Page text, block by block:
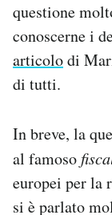
questione
conoscerne i
articolodi
di tutti.
In breve, la
al famoso
europei per la
si è parlato